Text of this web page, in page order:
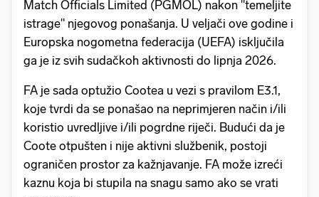
Match Officials Limited (PGMOL) nakon "temeljite
istrage" njegovog ponašanja. U veljači ove godine i
Europska nogometna federacija (UEFA) isključila
ga je iz svih sudačkoh aktivnosti do lipnja 2026.
FA je sada optužio Cootea u vezi s pravilom E3.1,
koje tvrdi da se ponašao na neprimjeren način i/ili
koristio uvredljive i/ili pogrdne riječi. Budući da je
Coote otpušten i nije aktivni službenik, postoji
ograničen prostor za kažnjavanje. FA može izreći
kaznu koja bi stupila na snagu samo ako se vrati